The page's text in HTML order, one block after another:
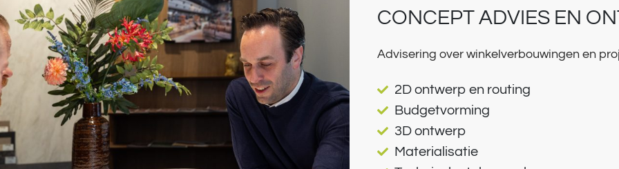
CONCEPT ADVIES EN
Advisering over winkelverbouwingen en
2D ontwerp en routing
Budgetvorming
3D ontwerp
Materialisatie